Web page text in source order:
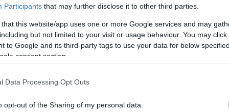
Participants that may further disclose it to other third parties.
that this website/app uses one or more Google services and may
but not limited to your visit or usage behaviour. You may
to Google and its third-party tags to use your data for below
consent section.
Data Processing Opt Outs
opt-out of the Sharing of my personal data.